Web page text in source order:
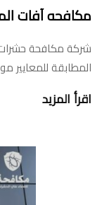
مكافحه آفات
شركة مكافحة حشرات
المطابقة للمعايير
اقرأ المزيد